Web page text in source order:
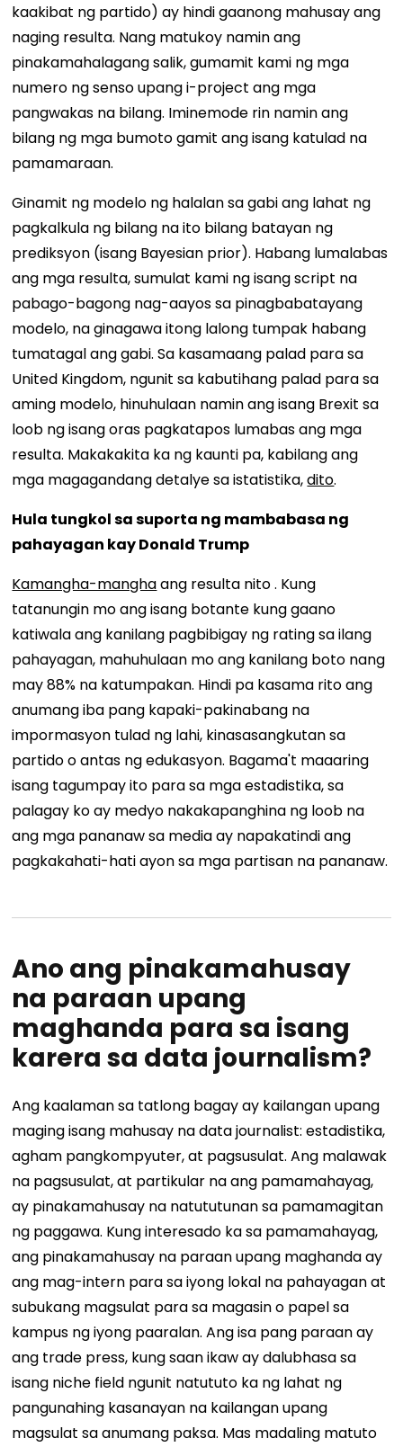
kaakibat ng partido) ay hindi gaanong mahusay ang
naging resulta. Nang matukoy namin ang
pinakamahalagang salik, gumamit kami ng mga
numero ng senso upang i-project ang mga
pangwakas na bilang. Iminemode rin namin ang
bilang ng mga bumoto gamit ang isang katulad na
pamamaraan.
Ginamit ng modelo ng halalan sa gabi ang lahat ng
pagkalkula ng bilang na ito bilang batayan ng
prediksyon (isang Bayesian prior). Habang lumalabas
ang mga resulta, sumulat kami ng isang script na
pabago-bagong nag-aayos sa pinagbabatayang
modelo, na ginagawa itong lalong tumpak habang
tumatagal ang gabi. Sa kasamaang palad para sa
United Kingdom, ngunit sa kabutihang palad para sa
aming modelo, hinuhulaan namin ang isang Brexit sa
loob ng isang oras pagkatapos lumabas ang mga
resulta. Makakakita ka ng kaunti pa, kabilang ang
mga magagandang detalye sa istatistika,dito.
Hula tungkol sa suporta ng mambabasa ng
pahayagan kay Donald Trump
Kamangha-manghaang resulta nito . Kung
tatanungin mo ang isang botante kung gaano
katiwala ang kanilang pagbibigay ng rating sa ilang
pahayagan, mahuhulaan mo ang kanilang boto nang
may 88% na katumpakan. Hindi pa kasama rito ang
anumang iba pang kapaki-pakinabang na
impormasyon tulad ng lahi, kinasasangkutan sa
partido o antas ng edukasyon. Bagama't maaaring
isang tagumpay ito para sa mga estadistika, sa
palagay ko ay medyo nakakapanghina ng loob na
ang mga pananaw sa media ay napakatindi ang
pagkakahati-hati ayon sa mga partisan na pananaw.
Ano ang pinakamahusay
na paraan upang
maghanda para sa isang
karera sa data journalism?
Ang kaalaman sa tatlong bagay ay kailangan upang
maging isang mahusay na data journalist: estadistika,
agham pangkompyuter, at pagsusulat. Ang malawak
na pagsusulat, at partikular na ang pamamahayag,
ay pinakamahusay na natututunan sa pamamagitan
ng paggawa. Kung interesado ka sa pamamahayag,
ang pinakamahusay na paraan upang maghanda ay
ang mag-intern para sa iyong lokal na pahayagan at
subukang magsulat para sa magasin o papel sa
kampus ng iyong paaralan. Ang isa pang paraan ay
ang trade press, kung saan ikaw ay dalubhasa sa
isang niche field ngunit natututo ka ng lahat ng
pangunahing kasanayan na kailangan upang
magsulat sa anumang paksa. Mas madaling matuto